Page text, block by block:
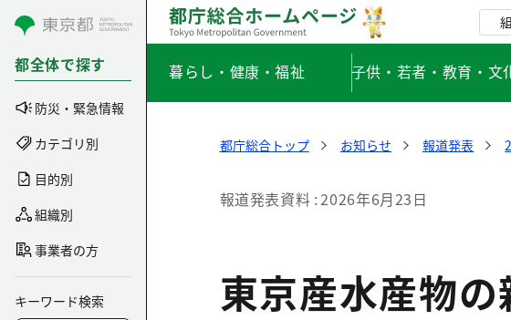
コンテンツにスキップ
都全体で探す
防災・緊急情報
カテゴリ別
目的別
組織別
事業者の方
キーワード検索
暮らし・健康・福祉 子供・若者・教育・文
都庁総合トップ お知らせ 報道発表
報道発表資料 2026年6月23日
東京産水産物